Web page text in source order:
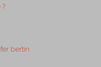
bertin